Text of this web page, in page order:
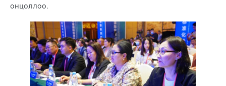
онцоллоо.